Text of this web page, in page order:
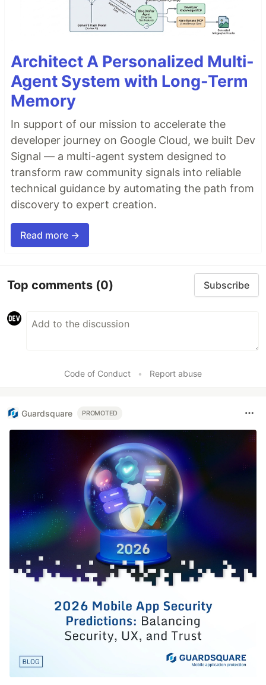
Architect A Personalized Multi-
Agent System with Long-Term
Memory
In support of our mission to accelerate the
developer journey on Google Cloud, we built Dev
Signal — a multi-agent system designed to
transform raw community signals into reliable
technical guidance by automating the path from
discovery to expert creation.
Read more →
Top comments (0) Subscribe
Code of Conduct • Report abuse
Guardsquare PROMOTED